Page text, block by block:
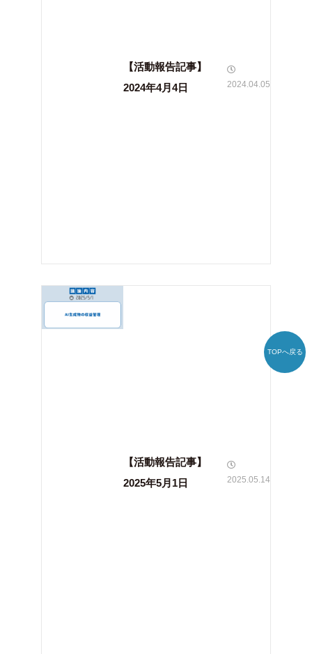
【活動報告記事】
2024年4月4日
2024.04.05
【活動報告記事】
2025年5月1日
2025.05.14
TOPへ戻る